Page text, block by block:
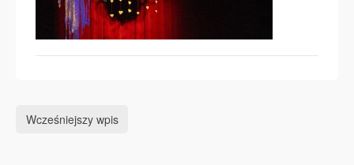
Wcześniejszy wpis